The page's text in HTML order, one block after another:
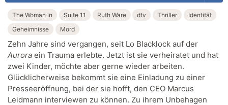
The Woman in Suite 11 Ruth Ware dtv Thriller
Identität
Geheimnisse
Mord
Zehn Jahre sind vergangen, seit Lo Blacklock auf der
Aurora ein Trauma erlebte. Jetzt ist sie verheiratet und hat
zwei Kinder, möchte aber gerne wieder arbeiten.
Glücklicherweise bekommt sie eine Einladung zu einer
Presseeröffnung, bei der sie hofft, den CEO Marcus
Leidmann interviewen zu können. Zu ihrem Unbehagen